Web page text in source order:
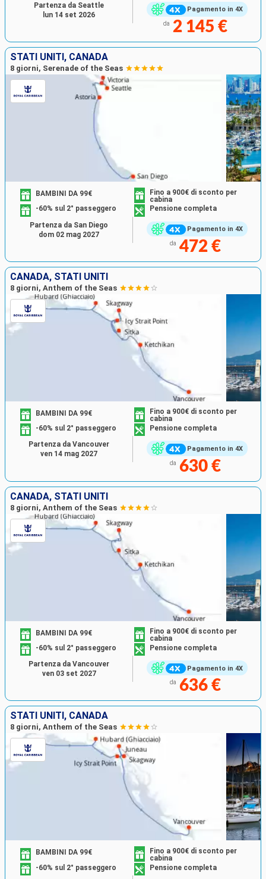
Pagamento in 4X
da 2 145 €
Partenza da Seattle
lun 14 set 2026
STATI UNITI, CANADA
8 giorni, Serenade of the Seas
Pagamento in 4X
BAMBINI DA 99€
Fino a 900€ di sconto per
cabina
-60% sul 2° passeggero
Pensione completa
da 472 €
Partenza da San Diego
dom 02 mag 2027
CANADA, STATI UNITI
8 giorni, Anthem of the Seas
Pagamento in 4X
BAMBINI DA 99€
Fino a 900€ di sconto per
cabina
-60% sul 2° passeggero
Pensione completa
da 630 €
Partenza da Vancouver
ven 14 mag 2027
CANADA, STATI UNITI
8 giorni, Anthem of the Seas
Pagamento in 4X
BAMBINI DA 99€
Fino a 900€ di sconto per
cabina
-60% sul 2° passeggero
Pensione completa
da 636 €
Partenza da Vancouver
ven 03 set 2027
STATI UNITI, CANADA
8 giorni, Anthem of the Seas
BAMBINI DA 99€
Fino a 900€ di sconto per
cabina
-60% sul 2° passeggero
Pensione completa